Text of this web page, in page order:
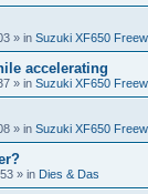
» in Suzuki XF650
accelerating
» in Suzuki XF650
» in Suzuki XF650
» in Dies & Das